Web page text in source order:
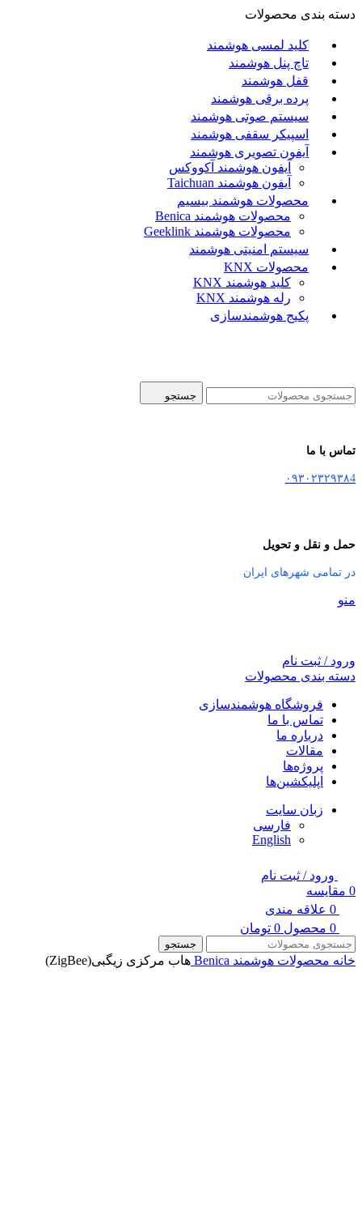
دسته بندی محصولات
کلید لمسی هوشمند
تاچ پنل هوشمند
قفل هوشمند
پرده برقی هوشمند
سیستم صوتی هوشمند
اسپیکر سقفی هوشمند
آیفون تصویری هوشمند
آيفون هوشمند آکووکس
آیفون هوشمند Taichuan
محصولات هوشمند بیسیم
محصولات هوشمند Benica
محصولات هوشمند Geeklink
سیستم امنیتی هوشمند
محصولات KNX
کلید هوشمند KNX
رله هوشمند KNX
پکیج هوشمندسازی
جستجو
تماس با ما
۰۹۳۰۲۳۲۹۳۸4
حمل و نقل و تحویل
در تمامی شهرهای ایران
منو
ورود / ثبت نام
دسته بندی محصولات
فروشگاه هوشمندسازی
تماس با ما
درباره ما
مقالات
پروژه‌ها
اپلیکشین‌ها
زبان سایت
فارسی
English
ورود / ثبت نام
0 مقایسه
0 علاقه مندی
0 محصول 0 تومان
جستجو
خانه محصولات هوشمند Benica هاب مرکزی زیگبی(ZigBee)